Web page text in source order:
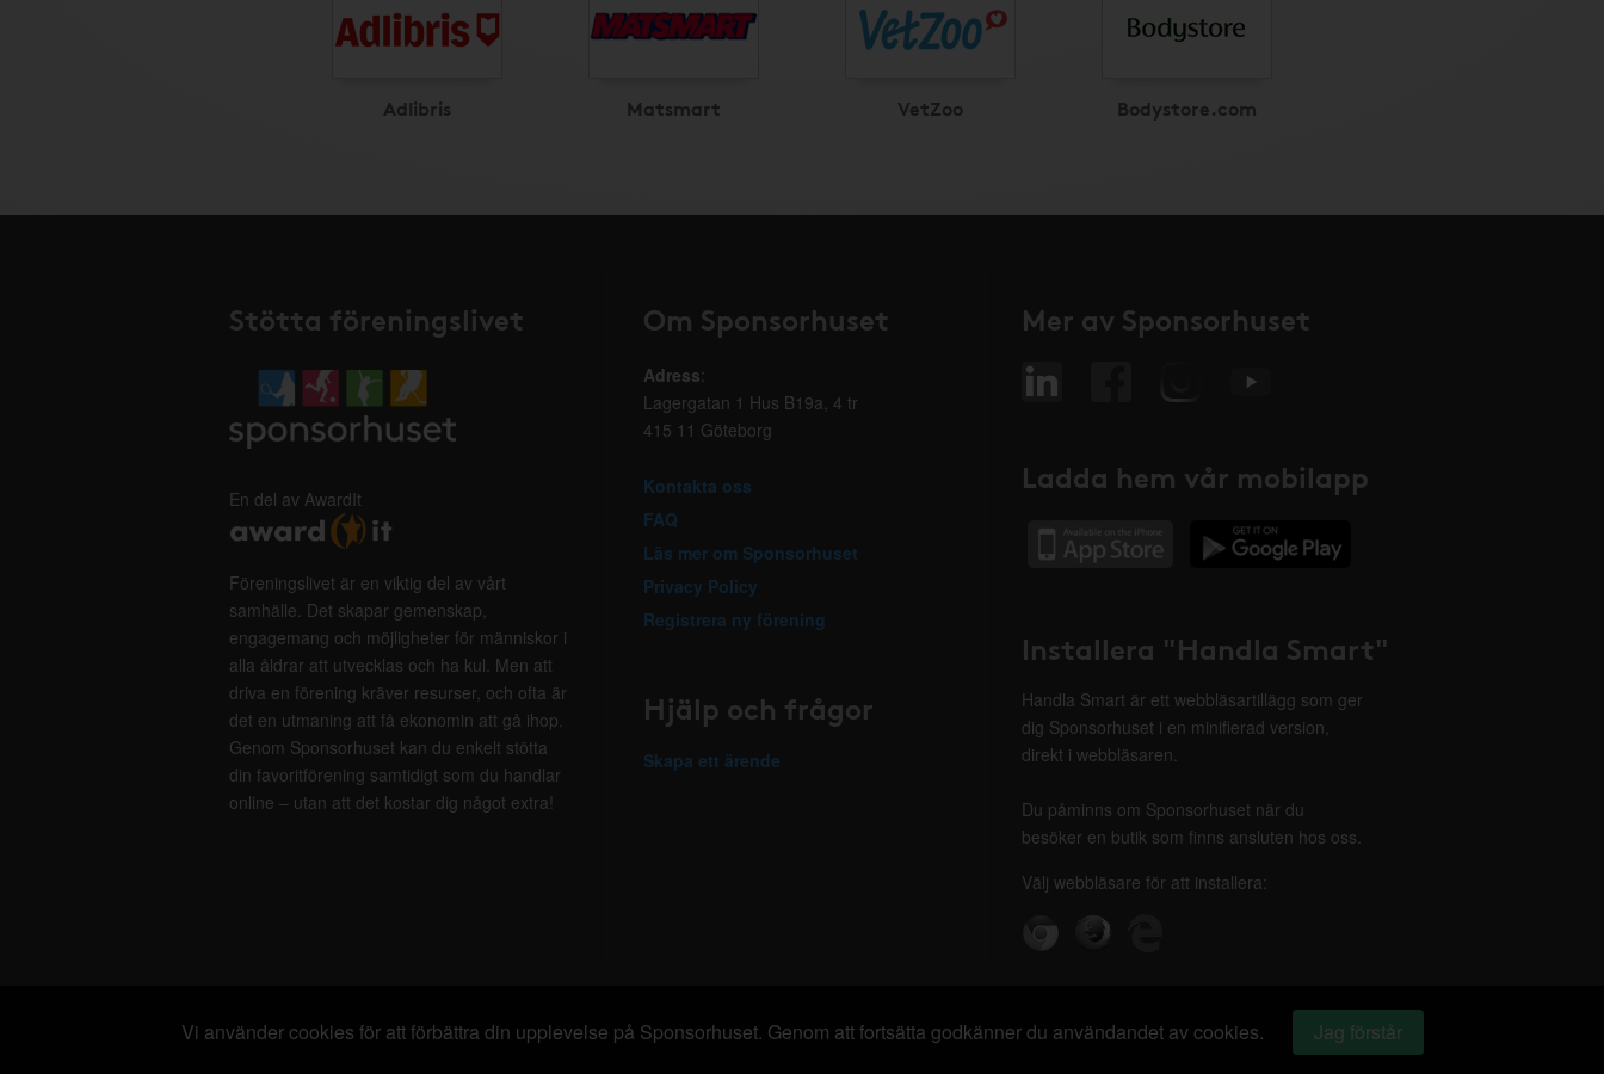
Adlibris Matsmart VetZoo Bodystore.com
Stötta föreningslivet
En del av AwardIt
Föreningslivet är en viktig del av vårt
samhälle. Det skapar gemenskap,
engagemang och möjligheter för människor i
alla åldrar att utvecklas och ha kul. Men att
driva en förening kräver resurser, och ofta är
det en utmaning att få ekonomin att gå ihop.
Genom Sponsorhuset kan du enkelt stötta
din favoritförening samtidigt som du handlar
online – utan att det kostar dig något extra!
Om Sponsorhuset
Adress:
Lagergatan 1 Hus B19a, 4 tr
415 11 Göteborg
Kontakta oss
FAQ
Läs mer om Sponsorhuset
Privacy Policy
Registrera ny förening
Hjälp och frågor
Skapa ett ärende
Mer av Sponsorhuset
Ladda hem vår mobilapp
Installera "Handla Smart"
Handla Smart är ett webbläsartillägg som ger
dig Sponsorhuset i en minifierad version,
direkt i webbläsaren.
Du påminns om Sponsorhuset när du
besöker en butik som finns ansluten hos oss.
Välj webbläsare för att installera:
Vi använder cookies för att förbättra din upplevelse på Sponsorhuset. Genom att fortsätta godkänner du användandet av cookies. Jag förstår